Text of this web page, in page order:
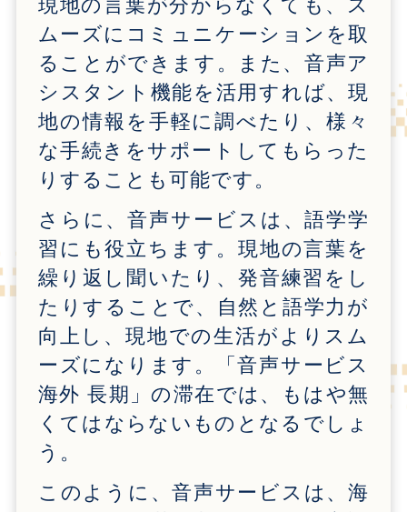
ムーズにコミュニケーションを取
ることができます。また、音声ア
シスタント機能を活用すれば、現
地の情報を手軽に調べたり、様々
な手続きをサポートしてもらった
りすることも可能です。
さらに、音声サービスは、語学学
習にも役立ちます。現地の言葉を
繰り返し聞いたり、発音練習をし
たりすることで、自然と語学力が
向上し、現地での生活がよりスム
ーズになります。「音声サービス
海外 長期」の滞在では、もはや無
くてはならないものとなるでしょ
う。
このように、音声サービスは、海